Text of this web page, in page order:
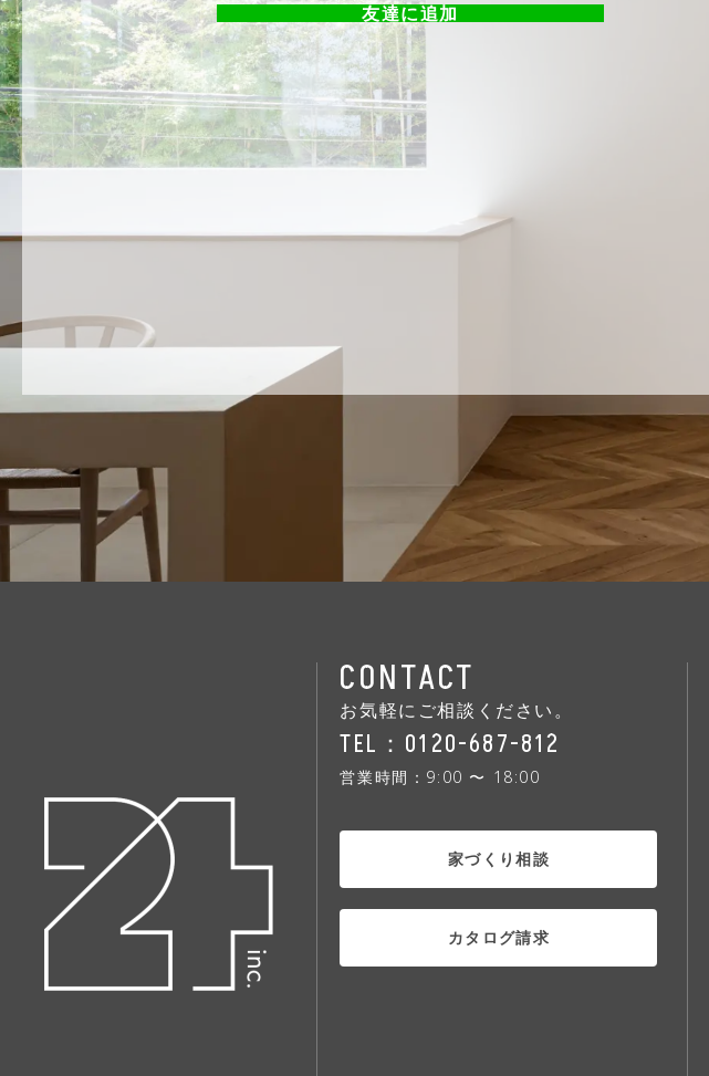
友達に追加
CONTACT
お気軽にご相談ください。
TEL： 0120-687-812
営業時間：9:00 〜 18:00
家づくり相談
カタログ請求